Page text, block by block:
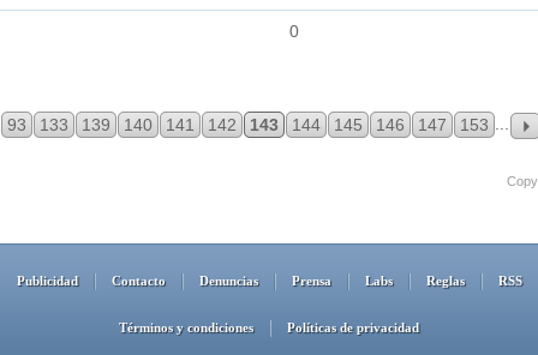
0
93 133 139 140 141 142 143 144 145 146 147 153
Publicidad Contacto Denuncias Prensa Labs Reglas RSS
Términos y condiciones Políticas de privacidad